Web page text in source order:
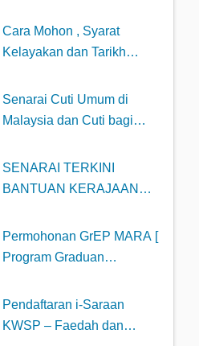
Cara Mohon , Syarat
Kelayakan dan Tarikh
Senarai Cuti Umum di
Malaysia dan Cuti bagi
SENARAI TERKINI
BANTUAN KERAJAAN
MOHON
Permohonan GrEP MARA [
Program Graduan
Pendaftaran i-Saraan
KWSP – Faedah dan